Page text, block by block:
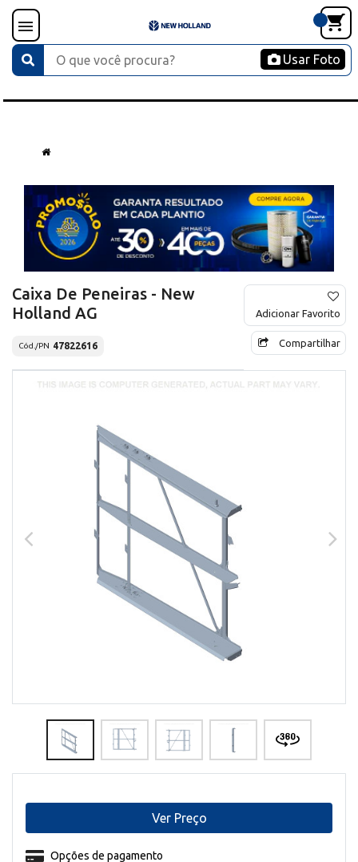
Usar Foto
Caixa De Peneiras - New
Holland AG
Cód./PN 47822616
Adicionar Favorito
Compartilhar
Opções de pagamento
Ver Preço